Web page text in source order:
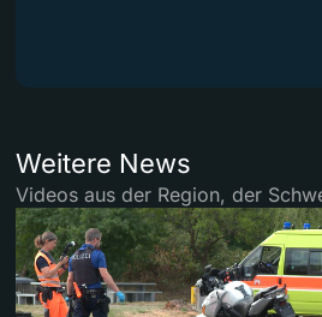
Weitere News
Videos aus der Region, der